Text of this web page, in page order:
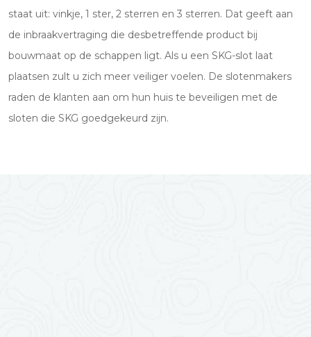
staat uit: vinkje, 1 ster, 2 sterren en 3 sterren. Dat geeft aan
de inbraakvertraging die desbetreffende product bij
bouwmaat op de schappen ligt. Als u een SKG-slot laat
plaatsen zult u zich meer veiliger voelen. De slotenmakers
raden de klanten aan om hun huis te beveiligen met de
sloten die SKG goedgekeurd zijn.